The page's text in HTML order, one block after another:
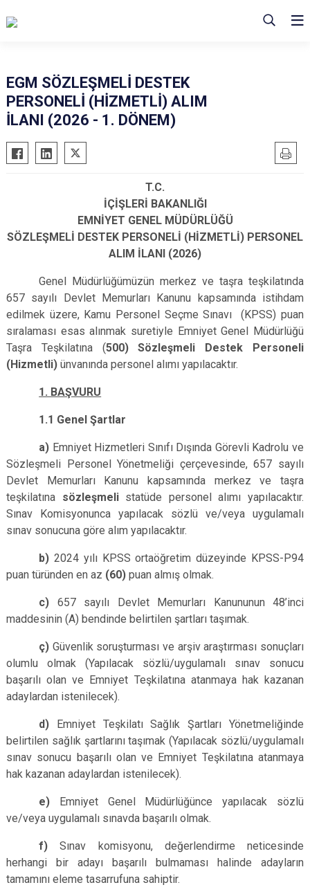
EGM SÖZLEŞMELİ DESTEK
PERSONELİ (HİZMETLİ) ALIM
İLANI (2026 - 1. DÖNEM)
T.C.
İÇİŞLERİ BAKANLIĞI
EMNİYET GENEL MÜDÜRLÜĞÜ
SÖZLEŞMELİ DESTEK PERSONELİ (HİZMETLİ) PERSONEL
ALIM İLANI (2026)
Genel Müdürlüğümüzün merkez ve taşra teşkilatında
657 sayılı Devlet Memurları Kanunu kapsamında istihdam
edilmek üzere, Kamu Personel Seçme Sınavı (KPSS) puan
sıralaması esas alınmak suretiyle Emniyet Genel Müdürlüğü
Taşra Teşkilatına (500) Sözleşmeli Destek Personeli
(Hizmetli) ünvanında personel alımı yapılacaktır.
1. BAŞVURU
1.1 Genel Şartlar
a) Emniyet Hizmetleri Sınıfı Dışında Görevli Kadrolu ve
Sözleşmeli Personel Yönetmeliği çerçevesinde, 657 sayılı
Devlet Memurları Kanunu kapsamında merkez ve taşra
teşkilatına sözleşmelistatüde personel alımı yapılacaktır.
Sınav Komisyonunca yapılacak sözlü ve/veya uygulamalı
sınav sonucuna göre alım yapılacaktır.
b) 2024 yılı KPSS ortaöğretim düzeyinde KPSS-P94
puan türünden en az (60) puan almış olmak.
c) 657 sayılı Devlet Memurları Kanununun 48’inci
maddesinin (A) bendinde belirtilen şartları taşımak.
ç) Güvenlik soruşturması ve arşiv araştırması sonuçları
olumlu olmak (Yapılacak sözlü/uygulamalı sınav sonucu
başarılı olan ve Emniyet Teşkilatına atanmaya hak kazanan
adaylardan istenilecek).
d) Emniyet Teşkilatı Sağlık Şartları Yönetmeliğinde
belirtilen sağlık şartlarını taşımak (Yapılacak sözlü/uygulamalı
sınav sonucu başarılı olan ve Emniyet Teşkilatına atanmaya
hak kazanan adaylardan istenilecek).
e) Emniyet Genel Müdürlüğünce yapılacak sözlü
ve/veya uygulamalı sınavda başarılı olmak.
f)Sınav komisyonu, değerlendirme neticesinde
herhangi bir adayı başarılı bulmaması halinde adayların
tamamını eleme tasarrufuna sahiptir.